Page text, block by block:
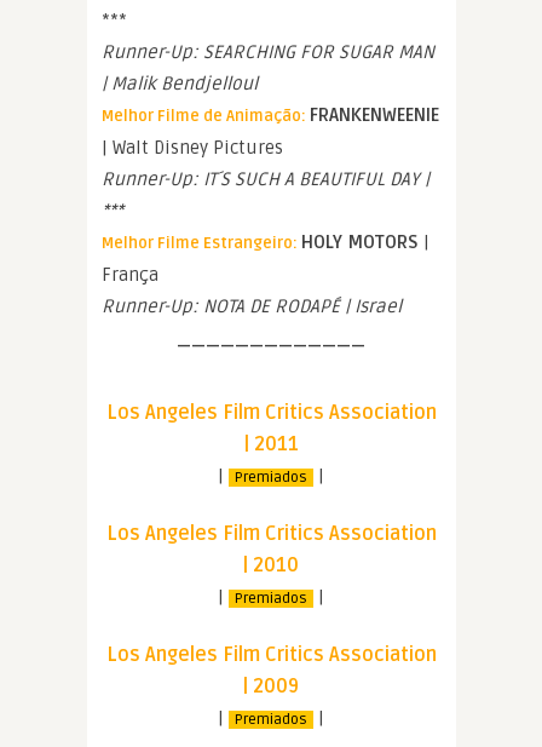
***
Runner-Up: SEARCHING FOR SUGAR MAN
| Malik Bendjelloul
Melhor Filme de Animação: FRANKENWEENIE
| Walt Disney Pictures
Runner-Up: IT´S SUCH A BEAUTIFUL DAY |
***
Melhor Filme Estrangeiro: HOLY MOTORS |
França
Runner-Up: NOTA DE RODAPÉ | Israel
—————————————
Los Angeles Film Critics Association
| 2011
| Premiados |
Los Angeles Film Critics Association
| 2010
| Premiados |
Los Angeles Film Critics Association
| 2009
| Premiados |